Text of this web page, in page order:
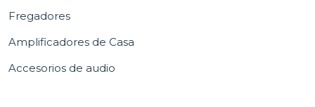
Fregadores
Amplificadores de Casa
Accesorios de audio